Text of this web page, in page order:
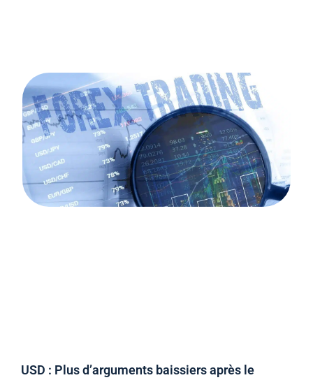
USD : Plus d’arguments baissiers après le